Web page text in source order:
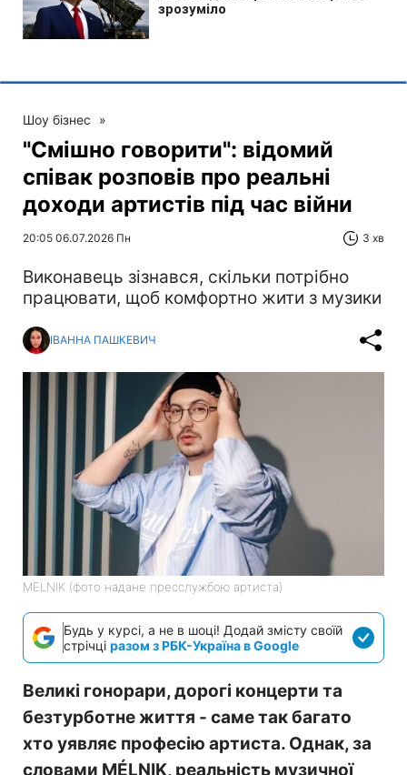
Шоу бізнес »
"Смішно говорити": відомий
співак розповів про реальні
доходи артистів під час війни
20:05 06.07.2026 Пн 3 хв
Виконавець зізнався, скільки потрібно
працювати, щоб комфортно жити з музики
ІВАННА ПАШКЕВИЧ
MELNIK (фото надане пресслужбою артиста)
Будь у курсі, а не в шоці! Додай змісту своїй
стрічці разом з РБК-Україна в Google
Великі гонорари, дорогі концерти та
безтурботне життя - саме так багато
хто уявляє професію артиста. Однак, за
словами MÉLNIK, реальність музичної